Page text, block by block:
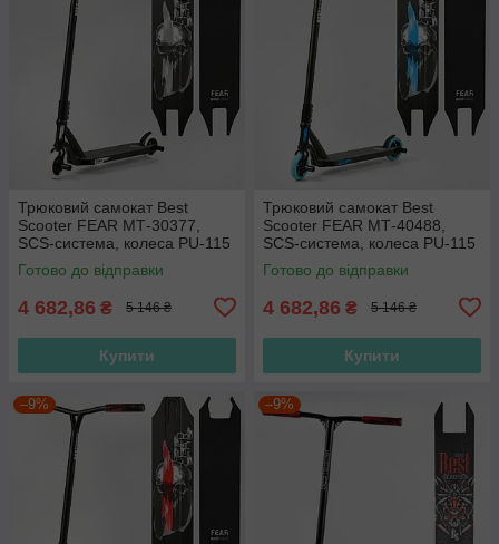
Трюковий самокат Best
Scooter FEAR МТ-30377,
SCS-система, колеса PU-115
мм, висота 85 см, з пегами
Готово до відправки
4 682,86 ₴ 5 146 ₴
Купити
Трюковий самокат Best
Scooter FEAR МТ-40488,
SCS-система, колеса PU-115
мм, висота 85 см, з пегами
Готово до відправки
4 682,86 ₴ 5 146 ₴
Купити
–9% –9%